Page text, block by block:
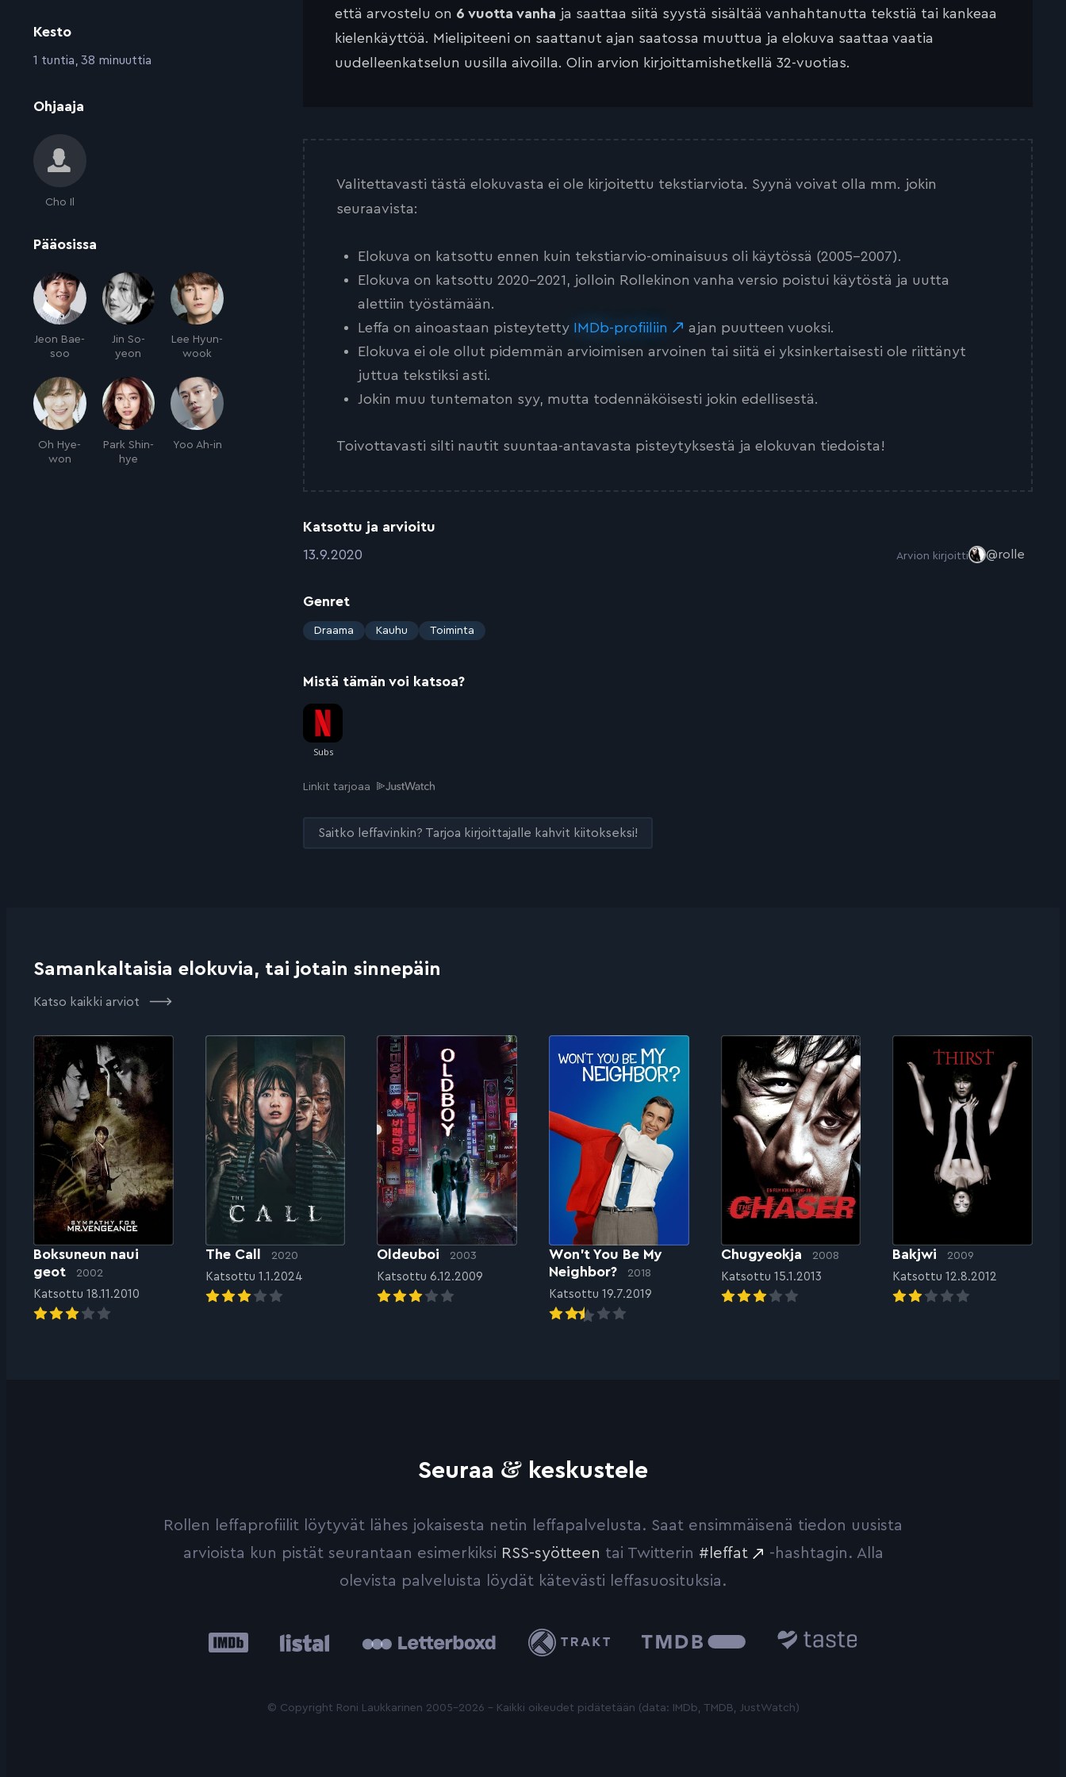
Kesto
:1 tuntia, 38 minuuttia
Ohjaaja
Cho Il
Pääosissa
Jeon Bae-
soo
Jin So-
yeon
Lee Hyun-
wook
Oh Hye-
won
Park Shin-
hye
Yoo Ah-in
että arvostelu on 6 vuotta vanha ja saattaa siitä syystä sisältää vanhahtanutta tekstiä tai kankeaa
kielenkäyttöä. Mielipiteeni on saattanut ajan saatossa muuttua ja elokuva saattaa vaatia
uudelleenkatselun uusilla aivoilla. Olin arvion kirjoittamishetkellä 32-vuotias.
Valitettavasti tästä elokuvasta ei ole kirjoitettu tekstiarviota. Syynä voivat olla mm. jokin
seuraavista:
Elokuva on katsottu ennen kuin tekstiarvio-ominaisuus oli käytössä (2005-2007).
Elokuva on katsottu 2020-2021, jolloin Rollekinon vanha versio poistui käytöstä ja uutta
alettiin työstämään.
Leffa on ainoastaan pisteytetty IMDb-profiiliin
ajan puutteen vuoksi.
Elokuva ei ole ollut pidemmän arvioimisen arvoinen tai siitä ei yksinkertaisesti ole riittänyt
juttua tekstiksi asti.
Jokin muu tuntematon syy, mutta todennäköisesti jokin edellisestä.
Toivottavasti silti nautit suuntaa-antavasta pisteytyksestä ja elokuvan tiedoista!
Katsottu ja arvioitu
:13.9.2020 Arvion kirjoitti @rolle
Genret
:
Draama Kauhu Toiminta
Mistä tämän voi katsoa?
Linkit tarjoaa
Saitko leffavinkin? Tarjoa kirjoittajalle kahvit kiitokseksi!
Samankaltaisia elokuvia, tai jotain sinnepäin
Katso kaikki arviot
Boksuneun naui
geot
2002
Katsottu 18.11.2010
The Call 2020
Katsottu 1.1.2024
Oldeuboi 2003
Katsottu 6.12.2009
Won’t You Be My
Neighbor?
2018
Katsottu 19.7.2019
Chugyeokja 2008
Katsottu 15.1.2013
Bakjwi 2009
Katsottu 12.8.2012
Seuraa & keskustele
Rollen leffaprofiilit löytyvät lähes jokaisesta netin leffapalvelusta. Saat ensimmäisenä tiedon uusista
arvioista kun pistät seurantaan esimerkiksi RSS-syötteen tai Twitterin #leffat
-hashtagin. Alla
olevista palveluista löydät kätevästi leffasuosituksia.
IMDb Trakt
Database
© Copyright Roni Laukkarinen 2005-2026 - Kaikki oikeudet pidätetään (data: IMDb, TMDB, JustWatch)